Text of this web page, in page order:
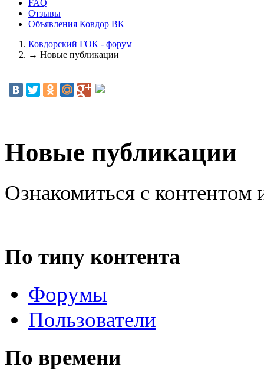
FAQ
Отзывы
Объявления Ковдор ВК
Ковдорский ГОК - форум
→ Новые публикации
Новые публикации
Ознакомиться с контентом
По типу контента
Форумы
Пользователи
По времени